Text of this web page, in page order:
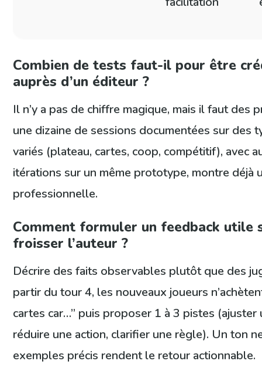
Combien de tests faut-il pour être
auprès d’un éditeur ?
Il n’y a pas de chiffre magique, mais il faut des
une dizaine de sessions documentées sur des
variés (plateau, cartes, coop, compétitif), avec
itérations sur un même prototype, montre déjà
professionnelle.
Comment formuler un feedback utile
froisser l’auteur ?
Décrire des faits observables plutôt que des
partir du tour 4, les nouveaux joueurs
cartes car…” puis proposer 1 à 3 pistes (ajuster
réduire une action, clarifier une règle). Un ton
exemples précis rendent le retour actionnable.